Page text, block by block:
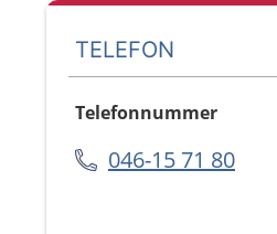
TELEFON
Telefonnummer
046-15 71 80